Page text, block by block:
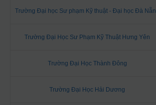
Trường Đại học Sư phạm Kỹ thuật - Đại học Đà
Trường Đại Học Sư Phạm Kỹ Thuật Hưng Yên
Trường Đại Học Thành Đông
Trường Đại Học Hải Dương